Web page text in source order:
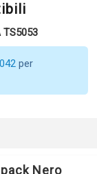
per
Nero